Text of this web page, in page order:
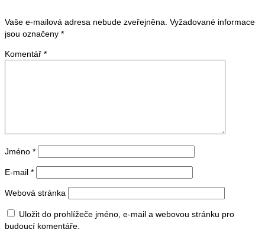
Vaše e-mailová adresa nebude zveřejněna. Vyžadované informace
jsou označeny *
Komentář *
Jméno *
E-mail *
Webová stránka
Uložit do prohlížeče jméno, e-mail a webovou stránku pro
budoucí komentáře.